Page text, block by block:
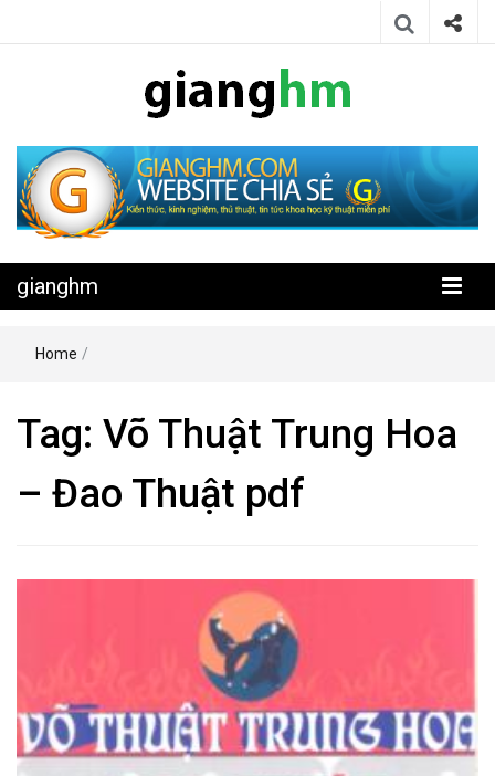
gianghm
kỹ thuật miễn phí
gianghm
Home /
Tag: Võ Thuật Trung Hoa
– Đao Thuật pdf